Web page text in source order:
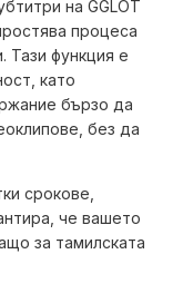
на GGLOT
процеса
Тази функция е
като
бързо да
без да
срокове,
че вашето
за тамилската